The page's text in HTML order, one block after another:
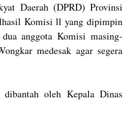
Daerah (DPRD) Provinsi
Komisi ll yang dipimpin
anggota Komisi masing-
medesak agar segera
dibantah oleh Kepala Dinas